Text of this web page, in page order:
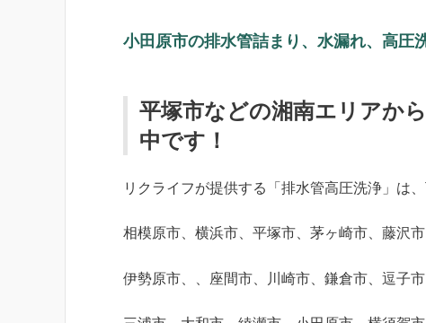
小田原市の排水管詰まり、水漏れ、高圧
平塚市などの湘南エリアか
中です！
リクライフが提供する「排水管高圧洗浄」は
相模原市、横浜市、平塚市、茅ヶ崎市、藤沢
伊勢原市、、座間市、川崎市、鎌倉市、逗子市